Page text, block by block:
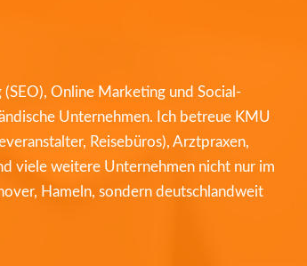
Online Marketing und Social-
Unternehmen. Ich betreue KMU
Reisebüros), Arztpraxen,
viele weitere Unternehmen nicht nur im
Hameln, sondern deutschlandweit